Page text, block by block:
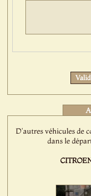
D'autres véhicules de
dans le